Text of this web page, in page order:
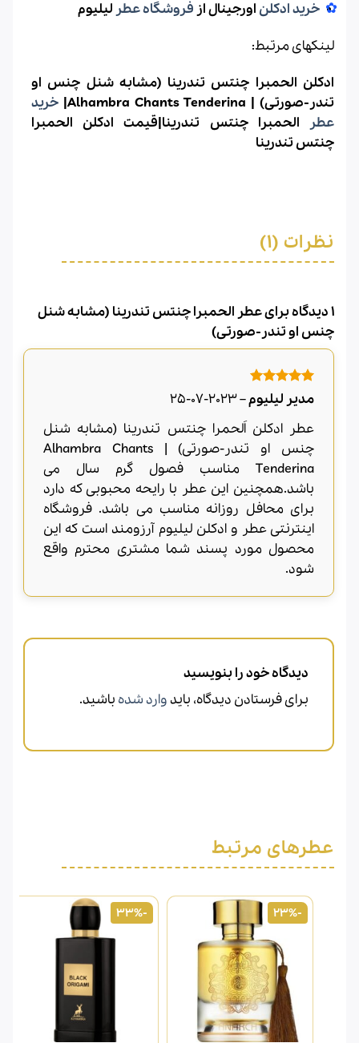
خرید ادکلن اورجینال از فروشگاه عطر لیلیوم
لینکهای مرتبط:
ادکلن الحمبرا چنتس تندرینا (مشابه شنل چنس او
تندر-صورتی) | Alhambra Chants Tenderina|
خرید
عطر الحمبرا چنتس تندرینا|قیمت ادکلن الحمبرا
چنتس تندرینا
نظرات (1)
1 دیدگاه برای
عطر الحمبرا چنتس تندرینا (مشابه شنل
چنس او تندر-صورتی)
امتیاز 5از
5
مدیر لیلیوم–
2023-07-25
عطر ادکلن اَلحمرا چنتس تندرینا (مشابه شنل
چنس او تندر-صورتی) | Alhambra Chants
Tenderina مناسب فصول گرم سال می
باشد.همچنین این عطر با رایحه محبوبی که دارد
برای محافل روزانه مناسب می باشد. فروشگاه
اینترنتی عطر و ادکلن لیلیوم آرزومند است که این
محصول مورد پسند شما مشتری محترم واقع
شود.
دیدگاه خود را بنویسید
برای فرستادن دیدگاه، باید وارد شده باشید.
عطرهای مرتبط
-23%
-33%